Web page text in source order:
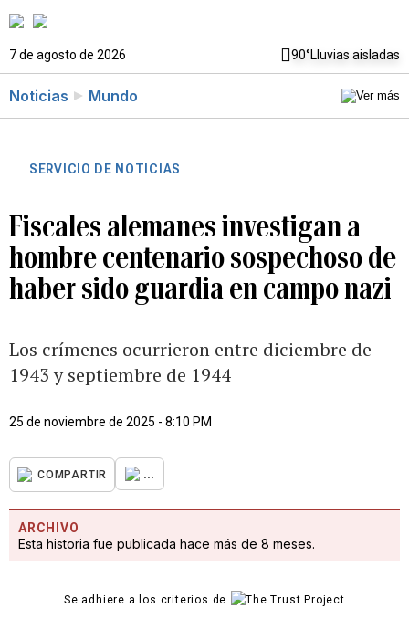
7 de agosto de 2026 90°Lluvias aisladas
Noticias Mundo
SERVICIO DE NOTICIAS
Fiscales alemanes investigan a
hombre centenario sospechoso de
haber sido guardia en campo nazi
Los crímenes ocurrieron entre diciembre de
1943 y septiembre de 1944
25 de noviembre de 2025 - 8:10 PM
COMPARTIR ...
ARCHIVO
Esta historia fue publicada hace más de 8 meses.
Se adhiere a los criterios de